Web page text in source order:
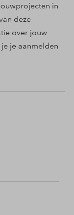
in
deze
over jouw
je aanmelden